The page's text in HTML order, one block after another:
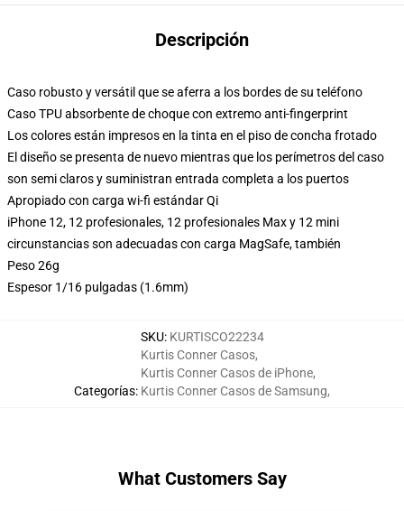
Descripción
Caso robusto y versátil que se aferra a los bordes de su teléfono
Caso TPU absorbente de choque con extremo anti-fingerprint
Los colores están impresos en la tinta en el piso de concha frotado
El diseño se presenta de nuevo mientras que los perímetros del caso
son semi claros y suministran entrada completa a los puertos
Apropiado con carga wi-fi estándar Qi
iPhone 12, 12 profesionales, 12 profesionales Max y 12 mini
circunstancias son adecuadas con carga MagSafe, también
Peso 26g
Espesor 1/16 pulgadas (1.6mm)
SKU: KURTISCO22234
Categorías:
Kurtis Conner Casos,
Kurtis Conner Casos de iPhone,
Kurtis Conner Casos de Samsung,
What Customers Say